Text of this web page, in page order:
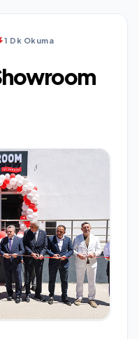
1 Dk Okuma